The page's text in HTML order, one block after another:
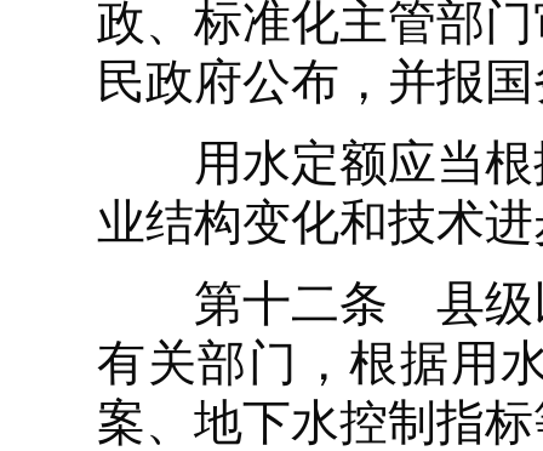
政、标准化主管部
民政府公布，并报
用水定额应当根
业结构变化和技术
第十二条 县级以
有关部门，根据用
案、地下水控制指